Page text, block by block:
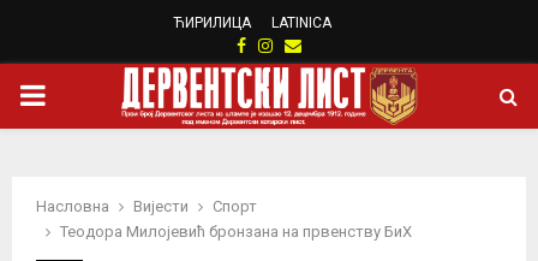
ЋИРИЛИЦА LATINICA
Facebook
Instagram
Email
PRIMARY
Насловна Вијести
Спорт
Теодора Милојевић бронзана на првенству БиХ